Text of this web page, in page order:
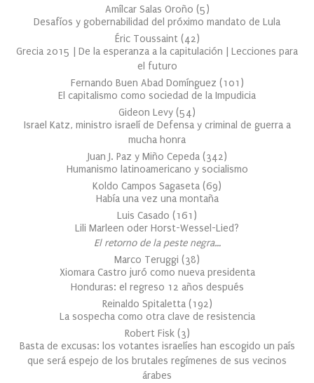
Amílcar Salas Oroño (5)
Desafíos y gobernabilidad del próximo mandato de Lula
Éric Toussaint (42)
Grecia 2015 | De la esperanza a la capitulación | Lecciones para
el futuro
Fernando Buen Abad Domínguez (101 )
El capitalismo como sociedad de la Impudicia
Gideon Levy (54)
Israel Katz, ministro israelí de Defensa y criminal de guerra a
mucha honra
Juan J. Paz y Miño Cepeda (342)
Humanismo latinoamericano y socialismo
Koldo Campos Sagaseta (69)
Había una vez una montaña
Luis Casado (161 )
Lili Marleen oder Horst-Wessel-Lied?
El retorno de la peste negra…
Marco Teruggi (38)
Xiomara Castro juró como nueva presidenta
Honduras: el regreso 12 años después
Reinaldo Spitaletta (192)
La sospecha como otra clave de resistencia
Robert Fisk (3)
Basta de excusas: los votantes israelíes han escogido un país
que será espejo de los brutales regímenes de sus vecinos
árabes